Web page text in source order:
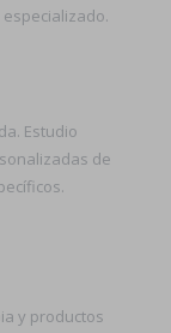
Estudio
de
y productos